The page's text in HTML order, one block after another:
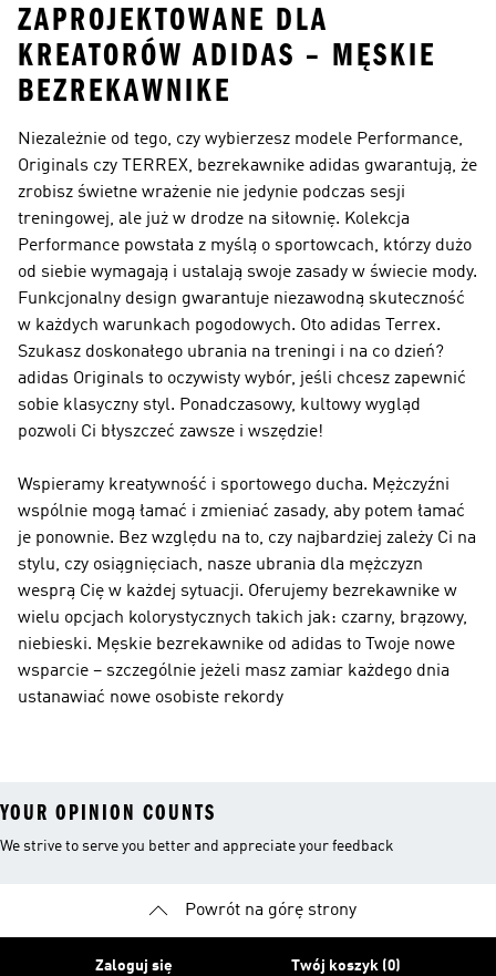
ZAPROJEKTOWANE DLA
KREATORÓW ADIDAS – MĘSKIE
BEZREKAWNIKE
Niezależnie od tego, czy wybierzesz modele Performance,
Originals czy TERREX, bezrekawnike adidas gwarantują, że
zrobisz świetne wrażenie nie jedynie podczas sesji
treningowej, ale już w drodze na siłownię. Kolekcja
Performance powstała z myślą o sportowcach, którzy dużo
od siebie wymagają i ustalają swoje zasady w świecie mody.
Funkcjonalny design gwarantuje niezawodną skuteczność
w każdych warunkach pogodowych. Oto adidas Terrex.
Szukasz doskonałego ubrania na treningi i na co dzień?
adidas Originals to oczywisty wybór, jeśli chcesz zapewnić
sobie klasyczny styl. Ponadczasowy, kultowy wygląd
pozwoli Ci błyszczeć zawsze i wszędzie!
Wspieramy kreatywność i sportowego ducha. Mężczyźni
wspólnie mogą łamać i zmieniać zasady, aby potem łamać
je ponownie. Bez względu na to, czy najbardziej zależy Ci na
stylu, czy osiągnięciach, nasze ubrania dla mężczyzn
wesprą Cię w każdej sytuacji. Oferujemy bezrekawnike w
wielu opcjach kolorystycznych takich jak: czarny, brązowy,
niebieski. Męskie bezrekawnike od adidas to Twoje nowe
wsparcie – szczególnie jeżeli masz zamiar każdego dnia
ustanawiać nowe osobiste rekordy
YOUR OPINION COUNTS
We strive to serve you better and appreciate your feedback
Powrót na górę strony
Zaloguj się Twój koszyk (0)